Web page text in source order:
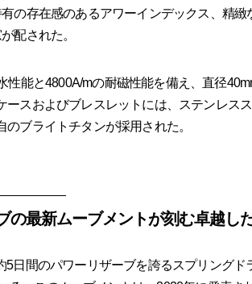
の存在感のあるアワーインデックス、精緻
配された。
能と4800A/mの耐磁性能を備え、直径
ースおよびブレスレットには、ステンレス
ブライトチタンが採用された。
の最新ムーブメントが刻む卓越し
日間のパワーリザーブを誇るスプリングド